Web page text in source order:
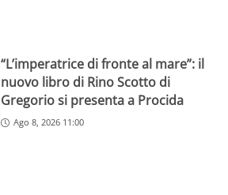
“L’imperatrice di fronte al mare”: il
nuovo libro di Rino Scotto di
Gregorio si presenta a Procida
Ago 8, 2026 11:00